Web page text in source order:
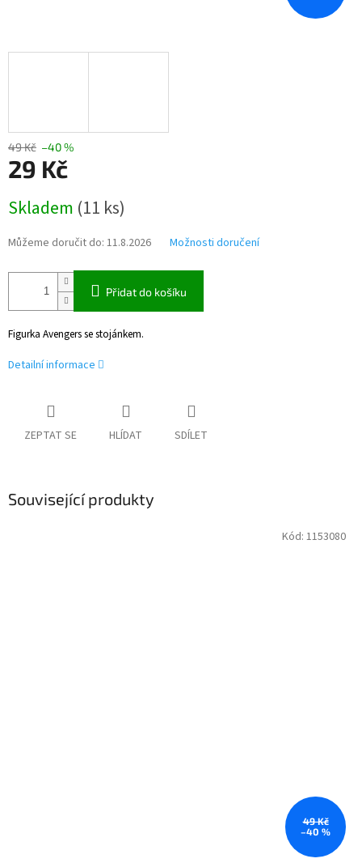
49 Kč –40 %
29 Kč
cena:
Skladem (11 ks)
Můžeme doručit do: 11.8.2026 Možnosti doručení
Přidat do košíku
Figurka Avengers se stojánkem.
Detailní informace
ZEPTAT SE HLÍDAT SDÍLET
Související produkty
49 Kč
–40 %
Kód: 1153080